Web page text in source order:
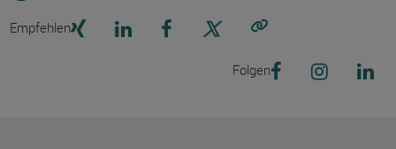
Empfehlen
Folgen